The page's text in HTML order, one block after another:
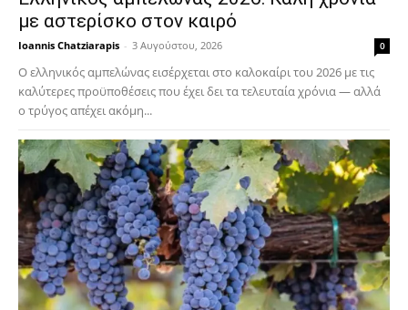
με αστερίσκο στον καιρό
Ioannis Chatziarapis - 3 Αυγούστου, 2026 0
Ο ελληνικός αμπελώνας εισέρχεται στο καλοκαίρι του 2026 με τις
καλύτερες προϋποθέσεις που έχει δει τα τελευταία χρόνια — αλλά
ο τρύγος απέχει ακόμη...